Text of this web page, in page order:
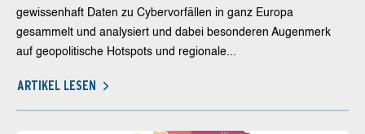
gewissenhaft Daten zu Cybervorfällen in ganz Europa
gesammelt und analysiert und dabei besonderen Augenmerk
auf geopolitische Hotspots und regionale...
ARTIKEL LESEN